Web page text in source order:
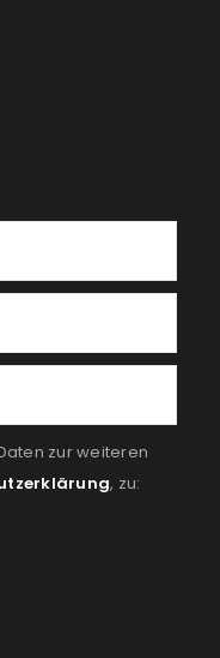
zur weiteren
, zu: